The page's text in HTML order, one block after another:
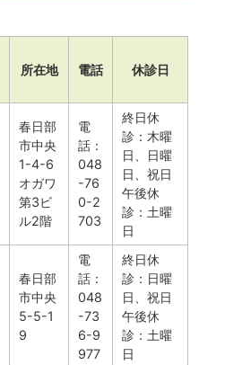
所在地 電話 休診日
春日部
市中央
1-4-6
オガワ
第3ビ
ル2階
電
話：
048
-76
0-2
703
終日休
診：木曜
日、日曜
日、祝日
午後休
診：土曜
日
春日部
市中央
5-5-1
9
電
話：
048
-73
6-9
977
終日休
診：日曜
日、祝日
午後休
診：土曜
日